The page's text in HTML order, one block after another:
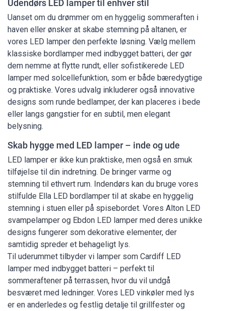
Udendørs LED lamper til enhver stil
Uanset om du drømmer om en hyggelig sommeraften i
haven eller ønsker at skabe stemning på altanen, er
vores LED lamper den perfekte løsning. Vælg mellem
klassiske bordlamper med indbygget batteri, der gør
dem nemme at flytte rundt, eller sofistikerede LED
lamper med solcellefunktion, som er både bæredygtige
og praktiske. Vores udvalg inkluderer også innovative
designs som runde bedlamper, der kan placeres i bede
eller langs gangstier for en subtil, men elegant
belysning.
Skab hygge med LED lamper – inde og ude
LED lamper er ikke kun praktiske, men også en smuk
tilføjelse til din indretning. De bringer varme og
stemning til ethvert rum. Indendørs kan du bruge vores
stilfulde Ella LED bordlamper til at skabe en hyggelig
stemning i stuen eller på spisebordet. Vores Alton LED
svampelamper og Ebdon LED lamper med deres unikke
designs fungerer som dekorative elementer, der
samtidig spreder et behageligt lys.
Til uderummet tilbyder vi lamper som Cardiff LED
lamper med indbygget batteri – perfekt til
sommeraftener på terrassen, hvor du vil undgå
besværet med ledninger. Vores LED vinkøler med lys
er en anderledes og festlig detalje til grillfester og